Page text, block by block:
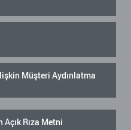
Müşteri Aydınlatma
Rıza Metni